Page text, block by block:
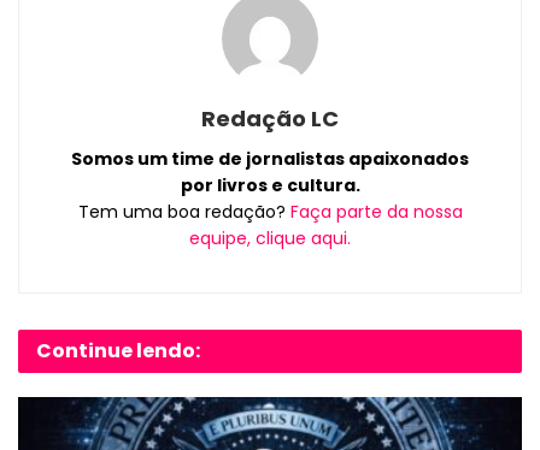
Redação LC
Somos um time de jornalistas apaixonados
por livros e cultura.
Tem uma boa redação? Faça parte da nossa
equipe, clique aqui.
Continue lendo: